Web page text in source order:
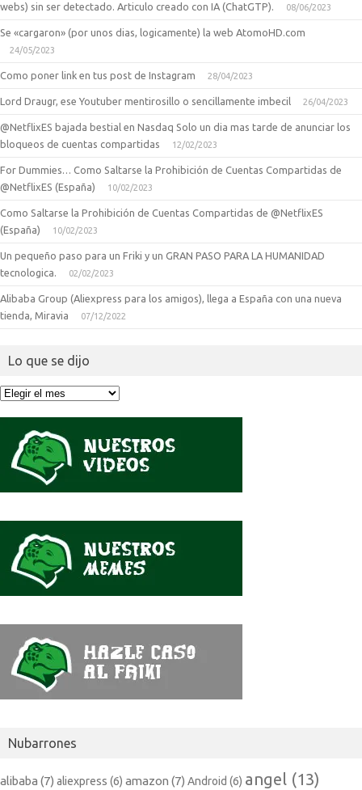
webs) sin ser detectado. Articulo creado con IA (ChatGTP).
08/06/2023
Se «cargaron» (por unos dias, logicamente) la web AtomoHD.com
24/05/2023
Como poner link en tus post de Instagram 28/04/2023
Lord Draugr, ese Youtuber mentirosillo o sencillamente imbecil 26/04/2023
@NetflixES bajada bestial en Nasdaq Solo un dia mas tarde de anunciar los
bloqueos de cuentas compartidas
12/02/2023
For Dummies… Como Saltarse la Prohibición de Cuentas Compartidas de
@NetflixES (España)
10/02/2023
Como Saltarse la Prohibición de Cuentas Compartidas de @NetflixES
(España)
10/02/2023
Un pequeño paso para un Friki y un GRAN PASO PARA LA HUMANIDAD
tecnologica.
02/02/2023
Alibaba Group (Aliexpress para los amigos), llega a España con una nueva
tienda, Miravia
07/12/2022
Lo que se dijo
Lo
Nubarrones
alibaba (7) aliexpress (6) amazon (7) Android (6) angel (13)